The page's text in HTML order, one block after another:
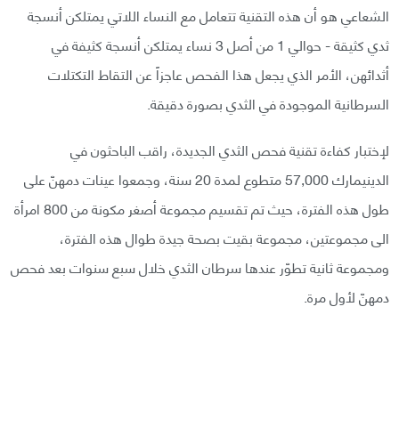
الشعاعي هو أن هذه التقنية تتعامل مع النساء اللاتي يمتلكن أنسجة
ثدي كثيقة - حوالي 1 من أصل 3 نساء يمتلكن أنسجة كثيفة في
أثدائهن، الأمر الذي يجعل هذا الفحص عاجزاً عن التقاط التكتلات
السرطانية الموجودة في الثدي بصورة دقيقة.
لإختبار كفاءة تقنية فحص الثدي الجديدة، راقب الباحثون في
الدينيمارك 57,000 متطوع لمدة 20 سنة، وجمعوا عينات دمهنّ على
طول هذه الفترة، حيث تم تقسيم مجموعة أصغر مكونة من 800 امرأة
الى مجموعتين، مجموعة بقيت بصحة جيدة طوال هذه الفترة،
ومجموعة ثانية تطوّر عندها سرطان الثدي خلال سبع سنوات بعد فحص
دمهنّ لأول مرة.